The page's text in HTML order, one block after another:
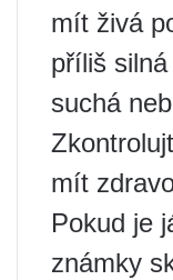
mít živá
příliš
suchá
mít
Pokud je
známky